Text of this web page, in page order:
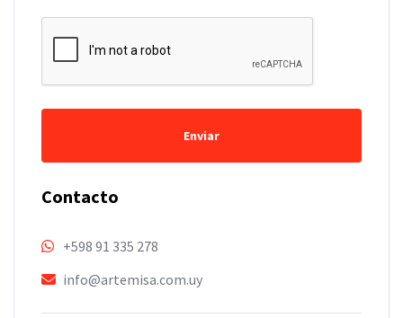
Enviar
Contacto
+598 91 335 278
info@artemisa.com.uy